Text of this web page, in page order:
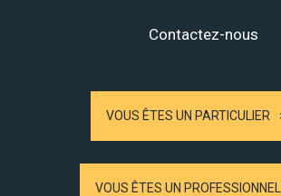
Contactez-nous
VOUS ÊTES UN PARTICULIER
VOUS ÊTES UN PROFESSIONNEL